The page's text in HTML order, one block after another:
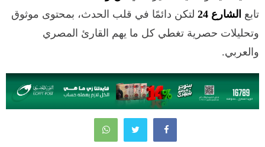
تابع الشارع 24
لتكن دائمًا في قلب الحدث، بمحتوى موثوق
وتحليلات حصرية تغطي كل ما يهم القارئ المصري
والعربي.